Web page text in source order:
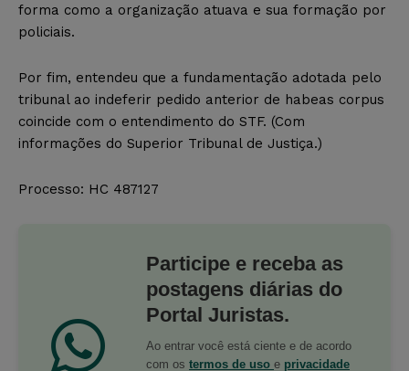
forma como a organização atuava e sua formação por
policiais.
Por fim, entendeu que a fundamentação adotada pelo
tribunal ao indeferir pedido anterior de habeas corpus
coincide com o entendimento do STF. (Com
informações do Superior Tribunal de Justiça.)
Processo: HC 487127
Participe e receba as
postagens diárias do
Portal Juristas.
Ao entrar você está ciente e de acordo
com os termos de uso e privacidade